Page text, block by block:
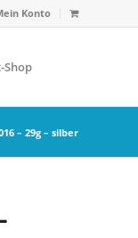
Konto
Shop
– 29g – silber